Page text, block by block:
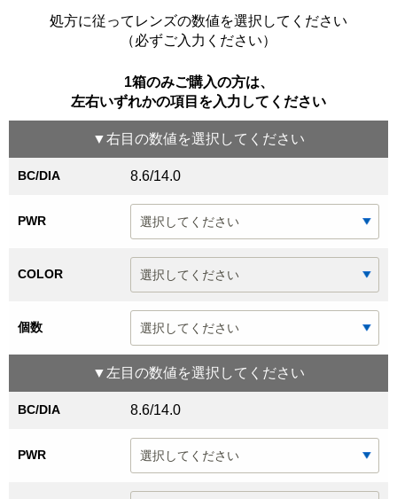
処方に従ってレンズの数値を選択してください
（必ずご入力ください）
1箱のみご購入の方は、
左右いずれかの項目を入力してください
▼右目 の数値を選択してください
BC/DIA 8.6/14.0
PWR
COLOR
個数
▼ 左目 の数値を選択してください
BC/DIA 8.6/14.0
PWR